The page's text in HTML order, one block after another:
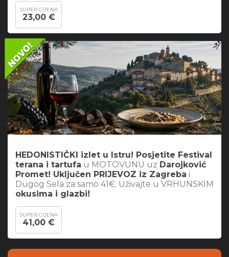
SUPER CIJENA
23,00 €
HEDONISTIČKI izlet u Istru! Posjetite Festival
terana i tartufa u MOTOVUNU uz Darojković
Promet! Uključen PRIJEVOZ iz Zagreba i
Dugog Sela za samo 41€. Uživajte u VRHUNSKIM
okusima i glazbi!
SUPER CIJENA
41,00 €